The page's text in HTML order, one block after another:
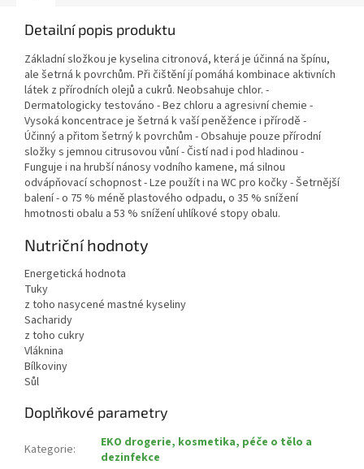
Detailní popis produktu
Základní složkou je kyselina citronová, která je účinná na špínu,
ale šetrná k povrchům. Při čištění jí pomáhá kombinace aktivních
látek z přírodních olejů a cukrů. Neobsahuje chlor. -
Dermatologicky testováno - Bez chloru a agresivní chemie -
Vysoká koncentrace je šetrná k vaší peněžence i přírodě -
Účinný a přitom šetrný k povrchům - Obsahuje pouze přírodní
složky s jemnou citrusovou vůní - Čistí nad i pod hladinou -
Funguje i na hrubší nánosy vodního kamene, má silnou
odvápňovací schopnost - Lze použít i na WC pro kočky - Šetrnější
balení - o 75 % méně plastového odpadu, o 35 % snížení
hmotnosti obalu a 53 % snížení uhlíkové stopy obalu.
Nutriční hodnoty
Energetická hodnota
Tuky
z toho nasycené mastné kyseliny
Sacharidy
z toho cukry
Vláknina
Bílkoviny
Sůl
Doplňkové parametry
Kategorie:
EKO drogerie, kosmetika, péče o tělo a
dezinfekce